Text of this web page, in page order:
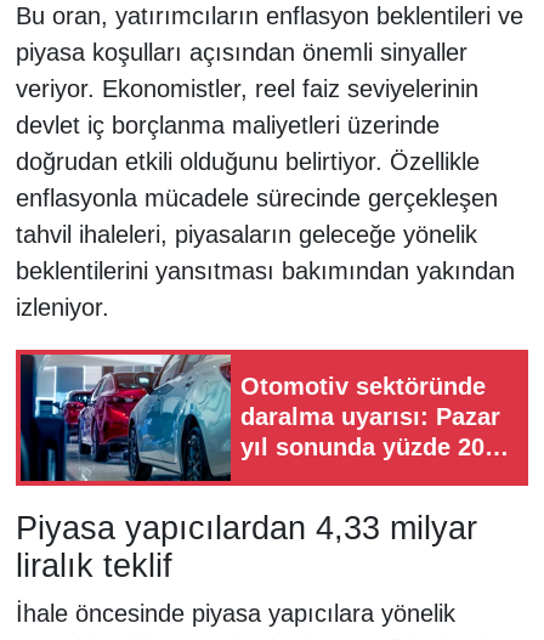
Bu oran, yatırımcıların enflasyon beklentileri ve
piyasa koşulları açısından önemli sinyaller
veriyor. Ekonomistler, reel faiz seviyelerinin
devlet iç borçlanma maliyetleri üzerinde
doğrudan etkili olduğunu belirtiyor. Özellikle
enflasyonla mücadele sürecinde gerçekleşen
tahvil ihaleleri, piyasaların geleceğe yönelik
beklentilerini yansıtması bakımından yakından
izleniyor.
Otomotiv sektöründe
daralma uyarısı: Pazar
yıl sonunda yüzde 20
Piyasa yapıcılardan 4,33 milyar
liralık teklif
İhale öncesinde piyasa yapıcılara yönelik